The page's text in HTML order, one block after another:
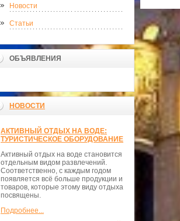
Новости
Статьи
ОБЪЯВЛЕНИЯ
НОВОСТИ
АКТИВНЫЙ ОТДЫХ НА ВОДЕ:
ТУРИСТИЧЕСКОЕ ОБОРУДОВАНИЕ
Активный отдых на воде становится
отдельным видом развлечений.
Соответственно, с каждым годом
появляется всё больше продукции и
товаров, которые этому виду отдыха
посвящены.
Подробнее...